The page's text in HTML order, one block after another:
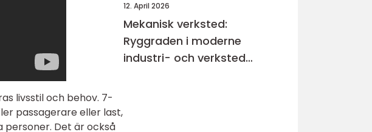
livsstil och behov. 7-
passagerare eller last,
Det är också
12. April 2026
Mekanisk verksted:
Ryggraden i moderne
industri- och verksted-